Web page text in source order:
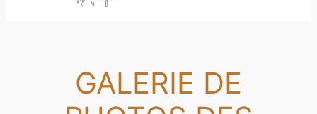
GALERIE DE